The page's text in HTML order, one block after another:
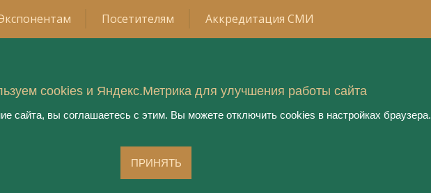
Посетителям Аккредитация СМИ
года
Центр»
часовых брендов 2026
Организатор:
ООО "Рестэк ивент менеджмент
Тел.: 8 800 550 41 34,
junwex@junwex.com
cookies и Яндекс.Метрика для улучшения работы сайта
сайта, вы соглашаетесь с этим. Вы можете отключить cookies в настройках браузера.
ПРИНЯТЬ